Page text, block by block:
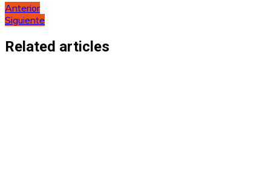
Navegación
de
entradas
Anterior
Siguiente
Related articles